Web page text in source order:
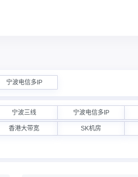
宁波电信多IP
宁波三线 宁波电信多IP
香港大带宽 SK机房